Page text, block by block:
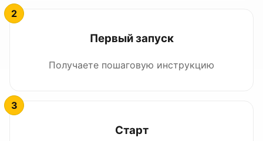
Первый запуск
Получаете пошаговую инструкцию
Старт